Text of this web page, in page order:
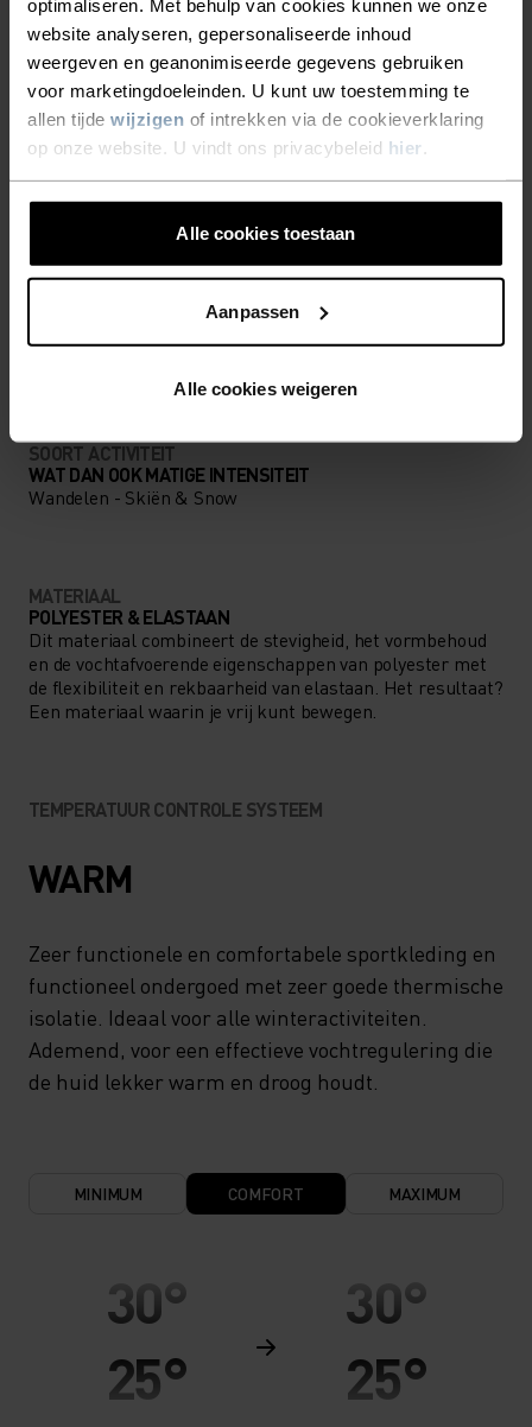
optimaliseren. Met behulp van cookies kunnen we onze
website analyseren, gepersonaliseerde inhoud
weergeven en geanonimiseerde gegevens gebruiken
voor marketingdoeleinden. U kunt uw toestemming te
allen tijde wijzigen of intrekken via de cookieverklaring
op onze website. U vindt ons privacybeleid hier
Alle cookies toestaan
Aanpassen
Alle cookies weigeren
DETAILS MAKEN HET
VERSCHIL
Accessoires waarmee je alles uit jouw avontuur
haalt.
ACTIVITEITSNIVEAU
LAAG MATIG HOOG
SOORT ACTIVITEIT
WAT DAN OOK MATIGE INTENSITEIT
Wandelen - Skiën & Snow
MATERIAAL
POLYESTER & ELASTAAN
Dit materiaal combineert de stevigheid, het vormbehoud
en de vochtafvoerende eigenschappen van polyester met
de flexibiliteit en rekbaarheid van elastaan. Het resultaat?
Een materiaal waarin je vrij kunt bewegen.
TEMPERATUUR CONTROLE SYSTEEM
WARM
Zeer functionele en comfortabele sportkleding en
functioneel ondergoed met zeer goede thermische
isolatie. Ideaal voor alle winteractiviteiten.
Ademend, voor een effectieve vochtregulering die
de huid lekker warm en droog houdt.
MINIMUM COMFORT MAXIMUM
30°
25°
30°
25°